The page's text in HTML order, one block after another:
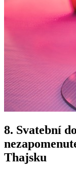
8. Svatební
Thajsku